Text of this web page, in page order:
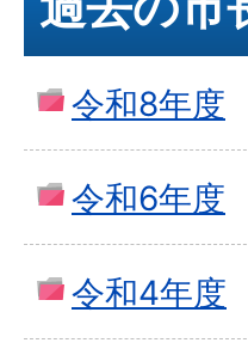
令和8年度
令和6年度
令和4年度